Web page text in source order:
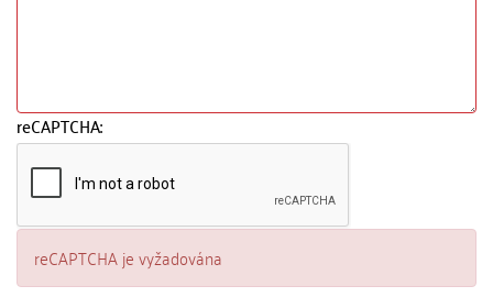
reCAPTCHA:
reCAPTCHA je vyžadována